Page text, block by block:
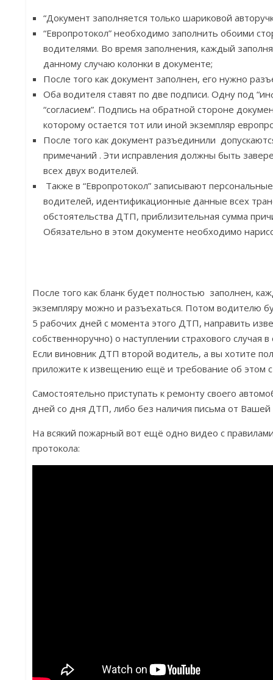
“Документ заполняется только шариковой
“Европротокол” необходимо заполнить обоими
водителями. Во время заполнения, каждый
данному случаю колонки в документе;
После того как документ заполнен, его нужно
Оба водителя ставят по две подписи. Одну под
“согласием”. Подпись на обратной стороне
которому остается тот или иной экземпляр
После того как документ разъединили
примечаний . Эти исправления должны быть
всех двух водителей.
Также в “Европротокол” записывают
водителей, идентификационные данные всех
обстоятельства ДТП, приблизительная сумма
Обязательно в этом документе необходимо
После того как бланк будет полностью заполнен,
экземпляру можно и разъехаться. Потом водителю
5 рабочих дней с момента этого ДТП, направить
собственноручно) о наступлении страхового случая
Если виновник ДТП второй водитель, а вы хотите
приложите к извещению ещё и требование об этом
Самостоятельно приступать к ремонту своего
дней со дня ДТП, либо без наличия письма от Вашей
На всякий пожарный вот ещё одно видео с
протокола: